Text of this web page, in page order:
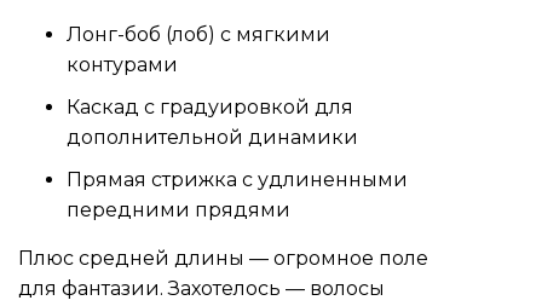
Лонг-боб (лоб) с мягкими
контурами
Каскад с градуировкой для
дополнительной динамики
Прямая стрижка с удлиненными
передними прядями
Плюс средней длины — огромное поле
для фантазии. Захотелось — волосы